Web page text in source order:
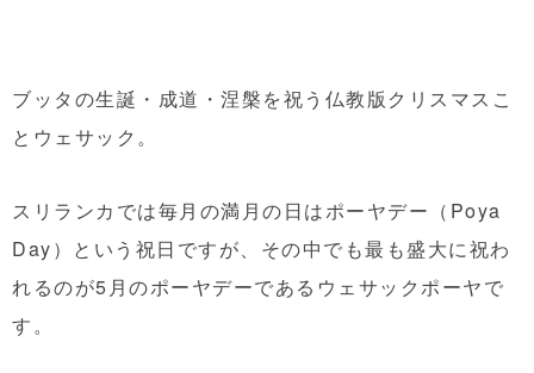
ブッタの生誕・成道・涅槃を祝う仏教版クリスマスこ
とウェサック。
スリランカでは毎月の満月の日はポーヤデー（Poya
Day）という祝日ですが、その中でも最も盛大に祝わ
れるのが5月のポーヤデーであるウェサックポーヤで
す。